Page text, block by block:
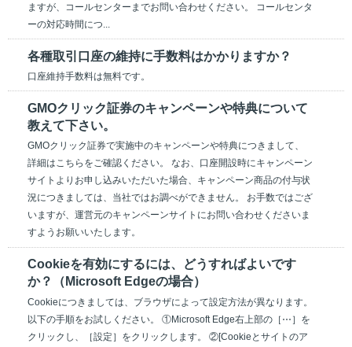
ますが、コールセンターまでお問い合わせください。 コールセンタ
ーの対応時間につ...
各種取引口座の維持に手数料はかかりますか？
口座維持手数料は無料です。
GMOクリック証券のキャンペーンや特典について
教えて下さい。
GMOクリック証券で実施中のキャンペーンや特典につきまして、
詳細はこちらをご確認ください。 なお、口座開設時にキャンペーン
サイトよりお申し込みいただいた場合、キャンペーン商品の付与状
況につきましては、当社ではお調べができません。 お手数ではござ
いますが、運営元のキャンペーンサイトにお問い合わせくださいま
すようお願いいたします。
Cookieを有効にするには、どうすればよいです
か？（Microsoft Edgeの場合）
Cookieにつきましては、ブラウザによって設定方法が異なります。
以下の手順をお試しください。 ①Microsoft Edge右上部の［⋯］を
クリックし、［設定］をクリックします。 ②[Cookieとサイトのア